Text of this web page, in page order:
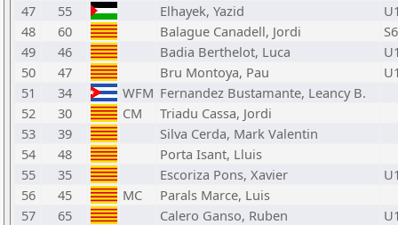
47
55 Elhayek, Yazid
48
60 Balague Canadell, Jordi
49
46 Badia Berthelot, Luca
50
47 Bru Montoya, Pau
51
34 WFM Fernandez Bustamante, Leancy B.
52
30 CM
Triadu Cassa, Jordi
53
39
Silva Cerda, Mark Valentin
54
48
Porta Isant, Lluis
55
35 Escoriza Pons, Xavier
56
45 MC
Parals Marce, Luis
57
65 Calero Ganso, Ruben